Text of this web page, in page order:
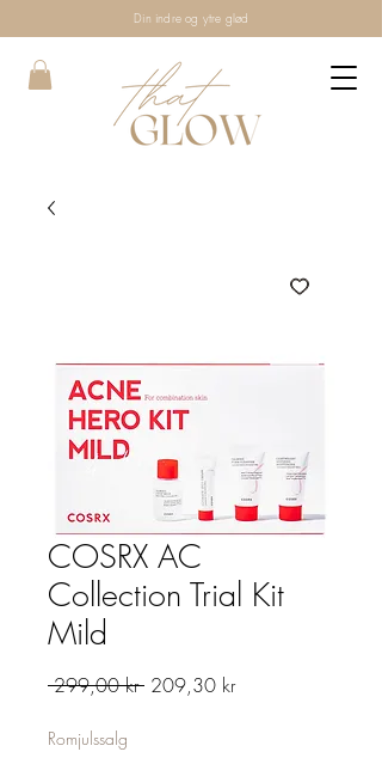
Din indre og ytre glød
COSRX AC
Collection Trial Kit
Mild
299,00 kr Vanlig
209,30 krSalgspris
Romjulssalg